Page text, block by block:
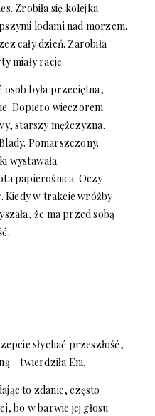
Zrobiła się kolejka
lodami nad morzem.
cały dzień. Zarobiła
miały racje.
osób była przeciętna,
Dopiero wieczorem
starszy mężczyzna.
Pomarszczony.
wystawała
papierośnica. Oczy
Kiedy w trakcie wróżby
że ma przed sobą
słychać przeszłość,
– twierdziła Eni.
to zdanie, często
bo w barwie jej głosu